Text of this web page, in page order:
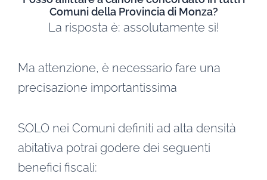
Comuni della Provincia di Monza?
La risposta è: assolutamente sì!
Ma attenzione, è necessario fare una
precisazione importantissima
SOLO nei Comuni definiti ad alta densità
abitativa potrai godere dei seguenti
benefici fiscali: